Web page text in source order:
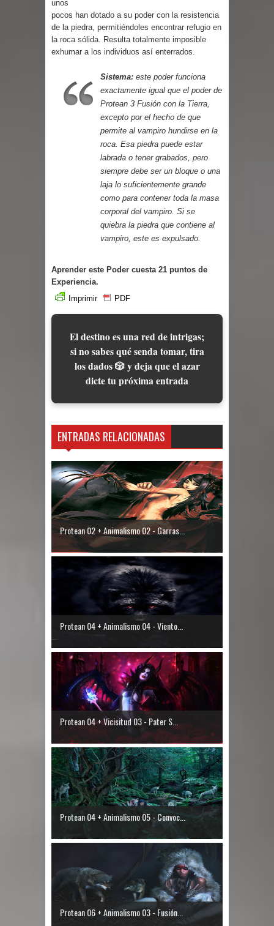
unos
pocos han dotado a su poder con la resistencia
de la piedra, permitiéndoles encontrar refugio en
la roca sólida. Resulta totalmente imposible
exhumar a los individuos así enterrados.
Sistema: este poder funciona
exactamente igual que el poder de
Protean 3 Fusión con la Tierra
excepto por el hecho de que
permite al vampiro hundirse en la
roca. Esa piedra puede estar
labrada o tener grabados, pero
siempre debe ser un bloque o una
laja lo suficientemente grande
como para contener toda la masa
corporal del vampiro. Si se
quiebra la piedra que contiene al
vampiro, este es expulsado.
Aprender este Poder cuesta 21 puntos de
Experiencia.
Imprimir
PDF
El destino es una red de intrigas;
si no sabes qué senda tomar, tira
los dados 🎲 y deja que el azar
dicte tu próxima entrada
ENTRADAS RELACIONADAS
Protean 02 + Animalismo 02 - Garras...
Protean 04 + Animalismo 04 - Viento...
Protean 04 + Vicisitud 03 - Pater S...
Protean 04 + Animalismo 05 - Convoc...
Protean 06 + Animalismo 03 - Fusión...